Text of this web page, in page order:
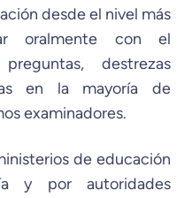
desde el nivel más
oralmente con el
destrezas
en la mayoría de
examinadores.
de educación
y por autoridades